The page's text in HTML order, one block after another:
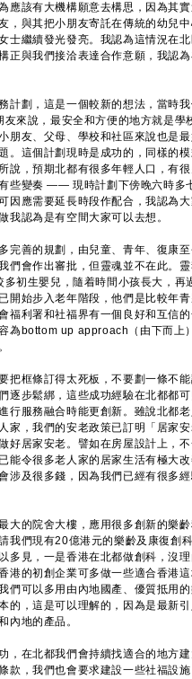
應該有大機構願意去構思，因為其
，與其把小朋友寄託在傳統的幼兒
士繼續發光發亮。我認為這情況在
正與我們接洽表達合作意願，我認
劃，這是一個較新的想法，當時我
來說，最安全和方便的地方就是學
朋友、父母、學校和社區來說也是
這個計劃現時是成功的，同樣的模
說，預期北都有很多年輕人口，有
些變奏 —— 現時計劃下傍晚六時多
因應需要延長時段作配合，我認為
我認為是有空間大家可以去想。
善的規劃，由兒童、青年、復康至
們會作出審批，但靈魂並不在此。
初生嬰兒，隨着時間小孩長大，再
開始步入老年階段，他們是比較年
福利署和社福界有一個良好和互信
為bottom up approach（由下而上
框條訂得太死板，不要劃一條不能
逐步鬆綁，這些成功經驗在北都都
行服務融合時能更創新。雖說北都
家，我們的安老政策已訂明「居家
好居家安老。譬如在房屋設計上，
能令很多老人家的居家生活有極大
涉及很多錢，因為我們已經有很多
的院舍大樓，應用很多創新的樂齡
我們現有20億港元的樂齡及康復創
多見，一是香港在北都做創科，沒
港的初創企業可多做一些適合香港
們可以多用由內地國產、優質抵用
的，這是可以理解的，因為是最新
內地的產品。
在北都我們會持續找適合的地方建
款，我們也會要求建設一些社福設